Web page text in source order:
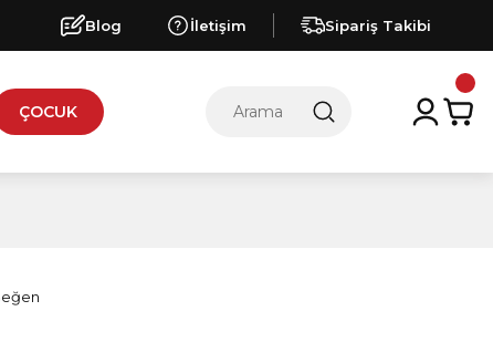
Blog İletişim Sipariş Takibi
ÇOCUK